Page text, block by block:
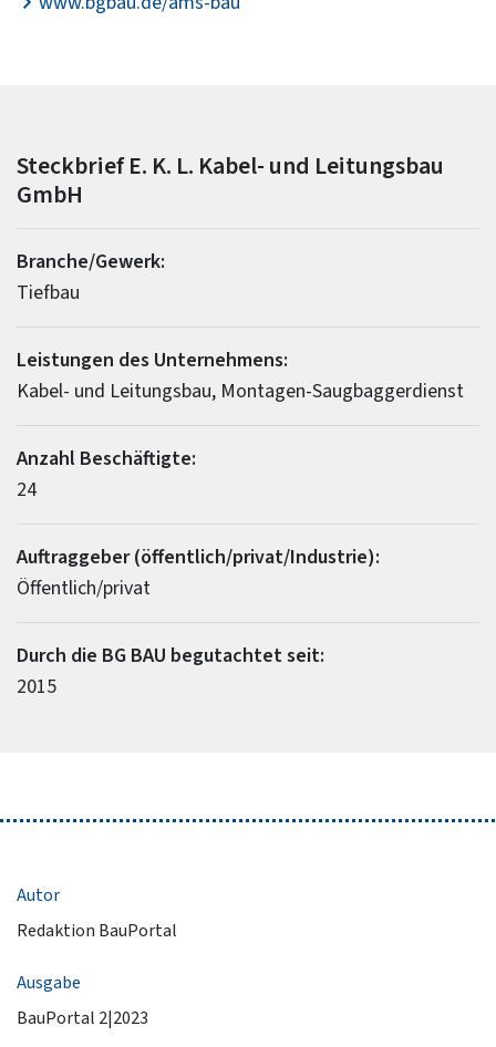
Steckbrief E. K. L. Kabel- und Leitungsbau
GmbH
Branche/Gewerk:
Tiefbau
Leistungen des Unternehmens:
Kabel- und Leitungsbau, Montagen-Saugbaggerdienst
Anzahl Beschäftigte:
24
Auftraggeber (öffentlich/privat/Industrie):
Öffentlich/privat
Durch die BG BAU begutachtet seit:
2015
Autor
Redaktion BauPortal
Ausgabe
BauPortal 2|2023